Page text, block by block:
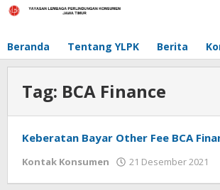
Lewati
Beranda Tentang YLPK Berita
Tag: BCA Finance
Keberatan Bayar Other Fee BCA
Kontak Konsumen 21 Desember 2021